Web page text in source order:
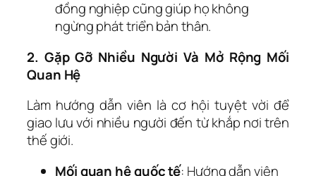
đồng nghiệp cũng giúp họ không
ngừng phát triển bản thân.
2. Gặp Gỡ Nhiều Người Và Mở Rộng Mối
Quan Hệ
Làm hướng dẫn viên là cơ hội tuyệt vời để
giao lưu với nhiều người đến từ khắp nơi trên
thế giới.
Mối quan hệ quốc tế: Hướng dẫn viên